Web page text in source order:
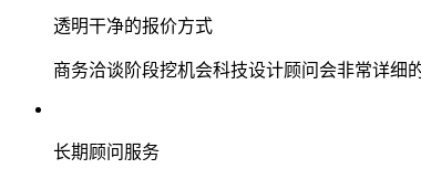
透明干净的报价方式
商务洽谈阶段挖机会科技设计顾问会非常详细
长期顾问服务